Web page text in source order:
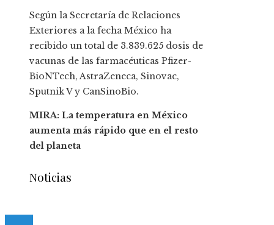
Según la Secretaría de Relaciones
Exteriores a la fecha México ha
recibido un total de 3.839.625 dosis de
vacunas de las farmacéuticas Pfizer-
BioNTech, AstraZeneca, Sinovac,
Sputnik V y CanSinoBio.
MIRA: La temperatura en México
aumenta más rápido que en el resto
del planeta
Noticias